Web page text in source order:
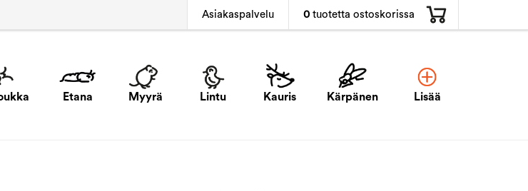
Asiakaspalvelu 0 tuotetta ostoskorissa
Etana Myyrä Lintu Kauris Kärpänen Lisää